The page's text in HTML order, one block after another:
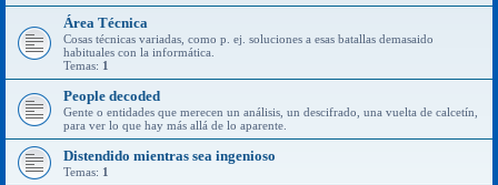
Área Técnica
Cosas técnicas variadas, como p. ej. soluciones a esas batallas demasaido
habituales con la informática.
Temas: 1
People decoded
Gente o entidades que merecen un análisis, un descifrado, una vuelta de calcetín,
para ver lo que hay más allá de lo aparente.
Distendido mientras sea ingenioso
Temas: 1